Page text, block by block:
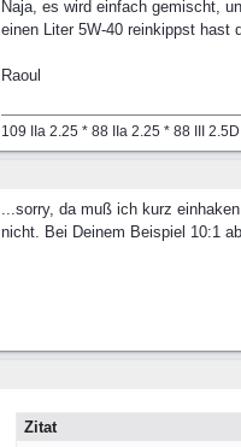
Naja, es wird einfach gemischt,
einen Liter 5W-40 reinkippst hast
Raoul
109 IIa 2.25 * 88 IIa 2.25 * 88 III
...sorry, da muß ich kurz
nicht. Bei Deinem Beispiel 10:1
Zitat